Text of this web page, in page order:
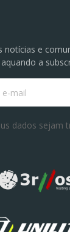
notícias e
a
dados sejam